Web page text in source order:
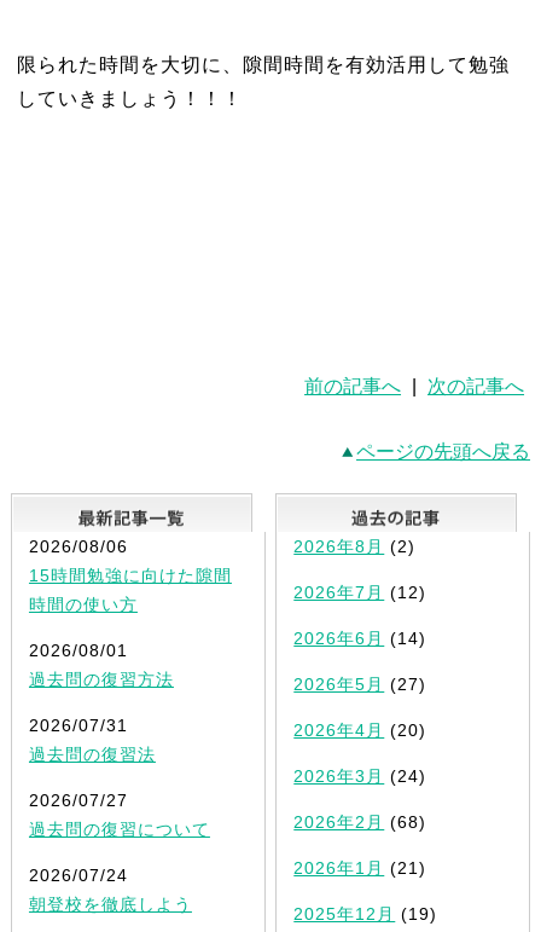
限られた時間を大切に、隙間時間を有効活用して勉強
していきましょう！！！
前の記事へ 次の記事へ
ページの先頭へ戻る
最新記事一覧
2026/08/06
15時間勉強に向けた隙間
時間の使い方
2026/08/01
過去問の復習方法
2026/07/31
過去問の復習法
2026/07/27
過去問の復習について
2026/07/24
朝登校を徹底しよう
2026年8月 (2)
2026年7月 (12)
2026年6月 (14)
2026年5月 (27)
2026年4月 (20)
2026年3月 (24)
2026年2月 (68)
2026年1月 (21)
2025年12月 (19)